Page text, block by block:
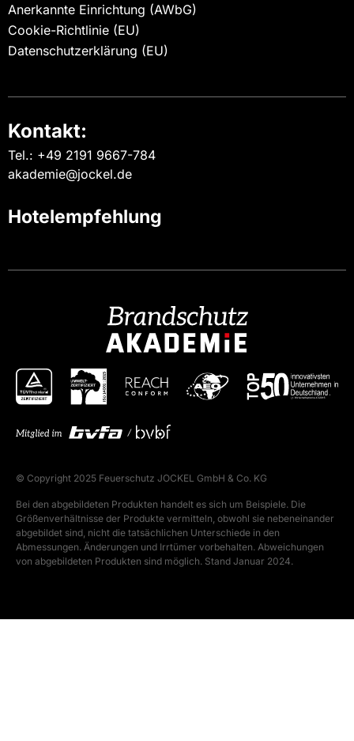
Anerkannte Einrichtung (AWbG)
Cookie-Richtlinie (EU)
Datenschutzerklärung (EU)
Kontakt:
Tel.: +49 2191 9667-784
akademie@jockel.de
Hotelempfehlung
© Copyright 2025 Feuerschutz JOCKEL GmbH & Co. KG
Bei den abgebildeten Produkten handelt es sich um Beispiele. Die
Größenverhältnisse der Produkte vermitteln, obwohl sie nebeneinander
abgebildet sind, nicht die tatsächlichen Unterschiede in den
Abmessungen. Änderungen und Irrtümer vorbehalten. Abweichungen
von abgebildeten Produkten sind möglich. Stand Januar 2024.